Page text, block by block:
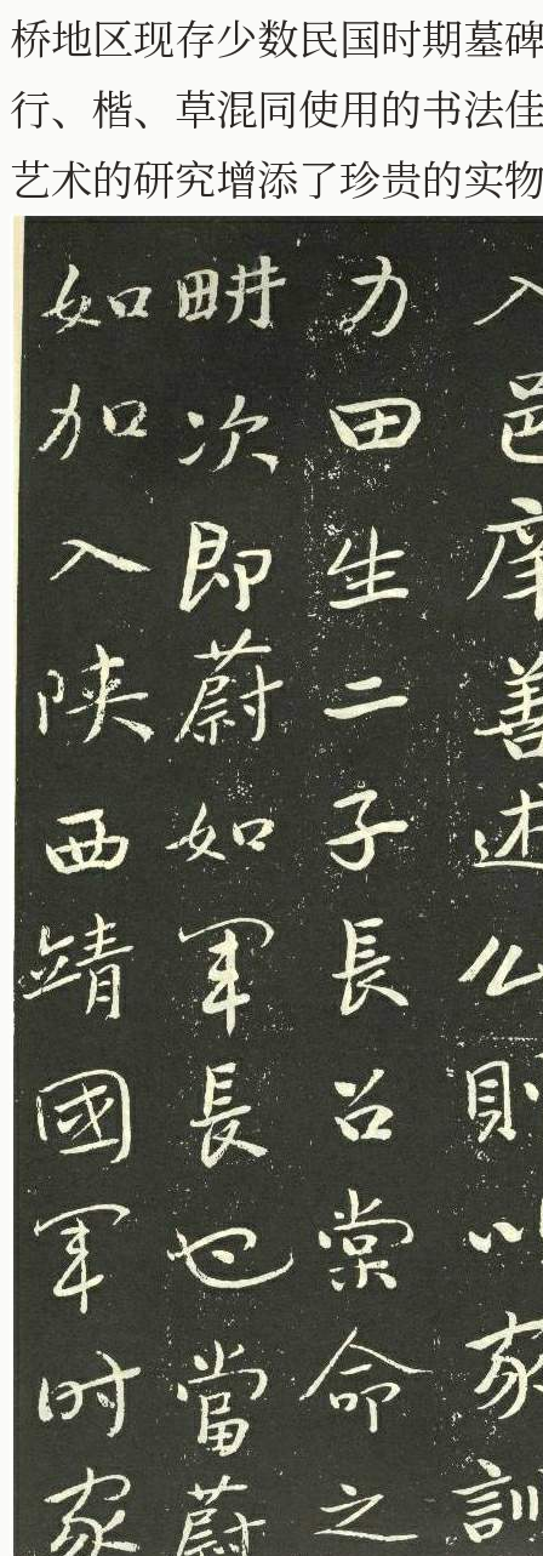
桥地区现存少数民国时期墓
行、楷、草混同使用的书法
艺术的研究增添了珍贵的实